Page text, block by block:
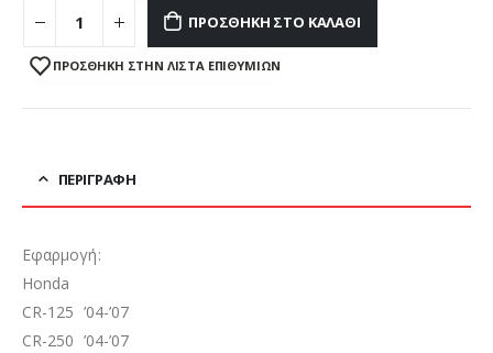
ΠΡΟΣΘΉΚΗ ΣΤΟ ΚΑΛΆΘΙ
ΠΡΌΣΘΉΚΗ ΣΤΗΝ ΛΊΣΤΑ ΕΠΙΘΥΜΙΏΝ
ΠΕΡΙΓΡΑΦΉ
Εφαρμογή:
Honda
CR-125 ’04-’07
CR-250 ’04-’07